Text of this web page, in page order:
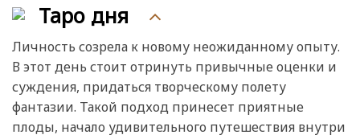
Таро дня
Личность созрела к новому неожиданному опыту.
В этот день стоит отринуть привычные оценки и
суждения, придаться творческому полету
фантазии. Такой подход принесет приятные
плоды, начало удивительного путешествия внутри